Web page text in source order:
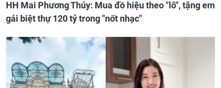
HH Mai Phương Thúy: Mua đồ hiệu theo "lô", tặng em
gái biệt thự 120 tỷ trong "nốt nhạc"